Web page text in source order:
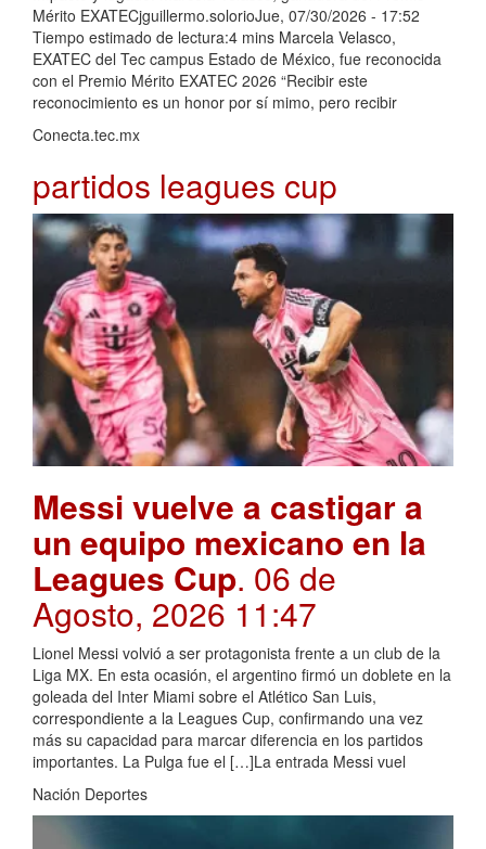
Mérito EXATECjguillermo.solorioJue, 07/30/2026 - 17:52
Tiempo estimado de lectura:4 mins Marcela Velasco,
EXATEC del Tec campus Estado de México, fue reconocida
con el Premio Mérito EXATEC 2026 “Recibir este
reconocimiento es un honor por sí mimo, pero recibir
Conecta.tec.mx
partidos leagues cup
Messi vuelve a castigar a
un equipo mexicano en la
Leagues Cup. 06 de
Agosto, 2026 11:47
Lionel Messi volvió a ser protagonista frente a un club de la
Liga MX. En esta ocasión, el argentino firmó un doblete en la
goleada del Inter Miami sobre el Atlético San Luis,
correspondiente a la Leagues Cup, confirmando una vez
más su capacidad para marcar diferencia en los partidos
importantes. La Pulga fue el […]La entrada Messi vuel
Nación Deportes